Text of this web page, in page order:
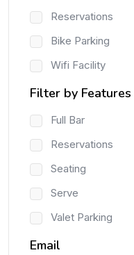
Reservations
Bike Parking
Wifi Facility
Filter by Features
Full Bar
Reservations
Seating
Serve
Valet Parking
Email